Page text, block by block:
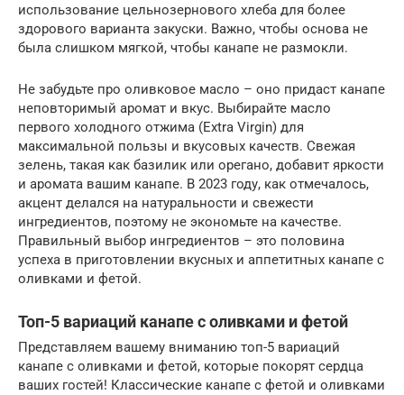
использование цельнозернового хлеба для более
здорового варианта закуски. Важно, чтобы основа не
была слишком мягкой, чтобы канапе не размокли.
Не забудьте про оливковое масло – оно придаст канапе
неповторимый аромат и вкус. Выбирайте масло
первого холодного отжима (Extra Virgin) для
максимальной пользы и вкусовых качеств. Свежая
зелень, такая как базилик или орегано, добавит яркости
и аромата вашим канапе. В 2023 году, как отмечалось,
акцент делался на натуральности и свежести
ингредиентов, поэтому не экономьте на качестве.
Правильный выбор ингредиентов – это половина
успеха в приготовлении вкусных и аппетитных канапе с
оливками и фетой.
Топ-5 вариаций канапе с оливками и фетой
Представляем вашему вниманию топ-5 вариаций
канапе с оливками и фетой, которые покорят сердца
ваших гостей! Классические канапе с фетой и оливками